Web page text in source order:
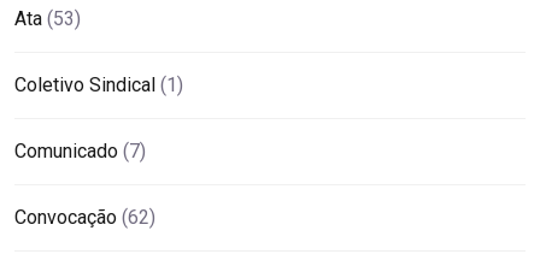
Ata (53)
Coletivo Sindical (1)
Comunicado (7)
Convocação (62)